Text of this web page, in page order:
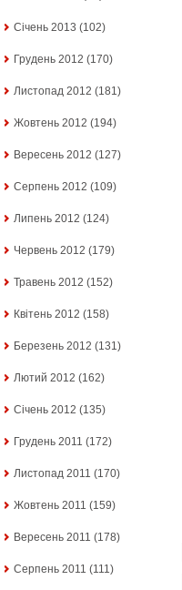
Січень 2013 (102)
Грудень 2012 (170)
Листопад 2012 (181)
Жовтень 2012 (194)
Вересень 2012 (127)
Серпень 2012 (109)
Липень 2012 (124)
Червень 2012 (179)
Травень 2012 (152)
Квітень 2012 (158)
Березень 2012 (131)
Лютий 2012 (162)
Січень 2012 (135)
Грудень 2011 (172)
Листопад 2011 (170)
Жовтень 2011 (159)
Вересень 2011 (178)
Серпень 2011 (111)